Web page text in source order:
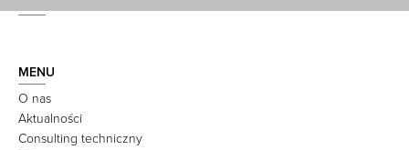
MENU
O nas
Aktualności
Consulting techniczny